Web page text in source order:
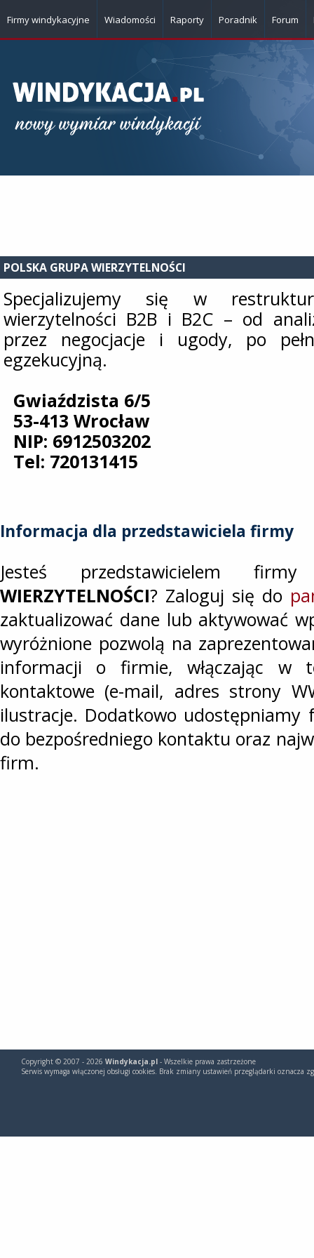
Firmy windykacyjne Wiadomości Raporty Poradnik Forum
POLSKA GRUPA WIERZYTELNOŚCI
Specjalizujemy się w
wierzytelności B2B i B2C – od
przez negocjacje i ugody, po
egzekucyjną.
Gwiaździsta 6/5
53-413 Wrocław
NIP: 6912503202
Tel: 720131415
Informacja dla przedstawiciela firmy
Jesteś przedstawicielem
WIERZYTELNOŚCI? Zaloguj się do
zaktualizować dane lub aktywować
wyróżnione pozwolą na
informacji o firmie, włączając w
kontaktowe (e-mail, adres strony
ilustracje. Dodatkowo
do bezpośredniego kontaktu oraz
firm.
Copyright © 2007 - 2026 Windykacja.pl - Wszelkie prawa zastrzeżone
Serwis wymaga włączonej obsługi cookies. Brak zmiany ustawień przeglądarki oznacza